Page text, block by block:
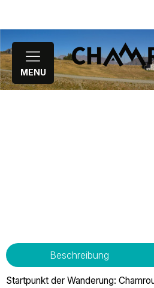
MENU
Beschreibung
Startpunkt der Wanderung: